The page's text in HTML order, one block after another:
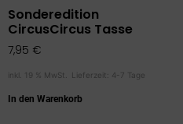
Sonderedition
CircusCircus Tasse
7,95 €
inkl. 19 % MwSt. Lieferzeit: 4-7 Tage
In den Warenkorb